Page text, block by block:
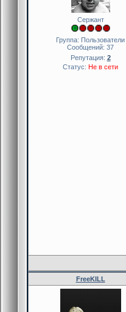
Сержант
Группа: Пользователи
Сообщений: 37
Репутация: 2
Статус: Не в сети
FreeKILL